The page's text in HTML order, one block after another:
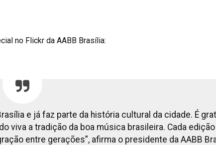
no Flickr da AABB Brasília:
e já faz parte da história cultural da cidade. É
viva a tradição da boa música brasileira. Cada
entre gerações”, afirma o presidente da AABB